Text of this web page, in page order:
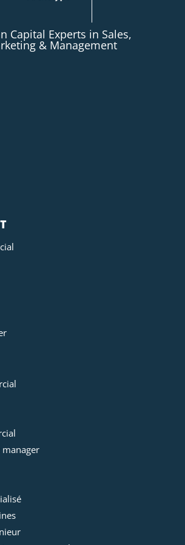
Capital Experts in Sales,
& Management
manager